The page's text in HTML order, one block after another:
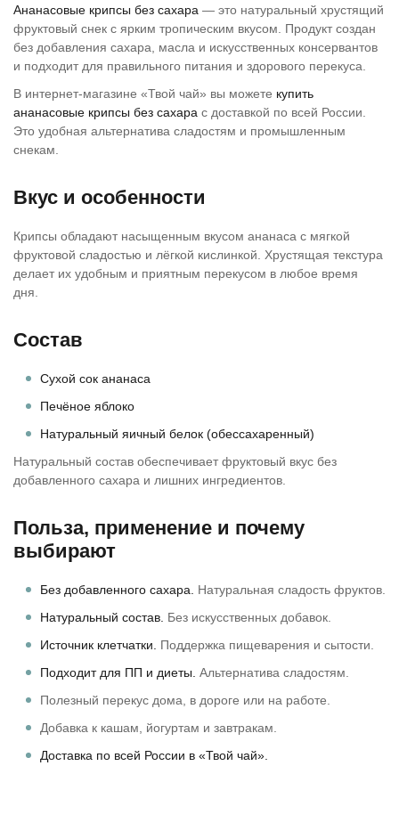
Ананасовые крипсы без сахара — это натуральный хрустящий
фруктовый снек с ярким тропическим вкусом. Продукт создан
без добавления сахара, масла и искусственных консервантов
и подходит для правильного питания и здорового перекуса.
В интернет-магазине «Твой чай» вы можете купить
ананасовые крипсы без сахара с доставкой по всей России.
Это удобная альтернатива сладостям и промышленным
снекам.
Вкус и особенности
Крипсы обладают насыщенным вкусом ананаса с мягкой
фруктовой сладостью и лёгкой кислинкой. Хрустящая текстура
делает их удобным и приятным перекусом в любое время
дня.
Состав
Сухой сок ананаса
Печёное яблоко
Натуральный яичный белок (обессахаренный)
Натуральный состав обеспечивает фруктовый вкус без
добавленного сахара и лишних ингредиентов.
Польза, применение и почему
выбирают
Без добавленного сахара. Натуральная сладость фруктов.
Натуральный состав. Без искусственных добавок.
Источник клетчатки. Поддержка пищеварения и сытости.
Подходит для ПП и диеты. Альтернатива сладостям.
Полезный перекус дома, в дороге или на работе.
Добавка к кашам, йогуртам и завтракам.
Доставка по всей России в «Твой чай».